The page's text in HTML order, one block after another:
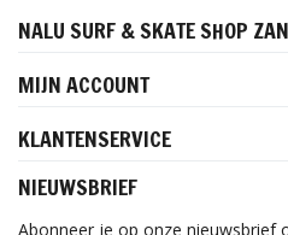
NALU SURF & SKATE SHOP
MIJN ACCOUNT
KLANTENSERVICE
NIEUWSBRIEF
Abonneer je op onze nieuwsbrief